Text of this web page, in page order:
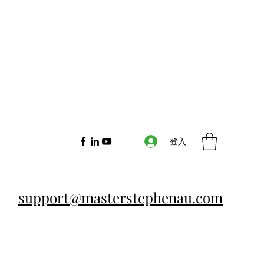
登入
support@masterstephenau.com